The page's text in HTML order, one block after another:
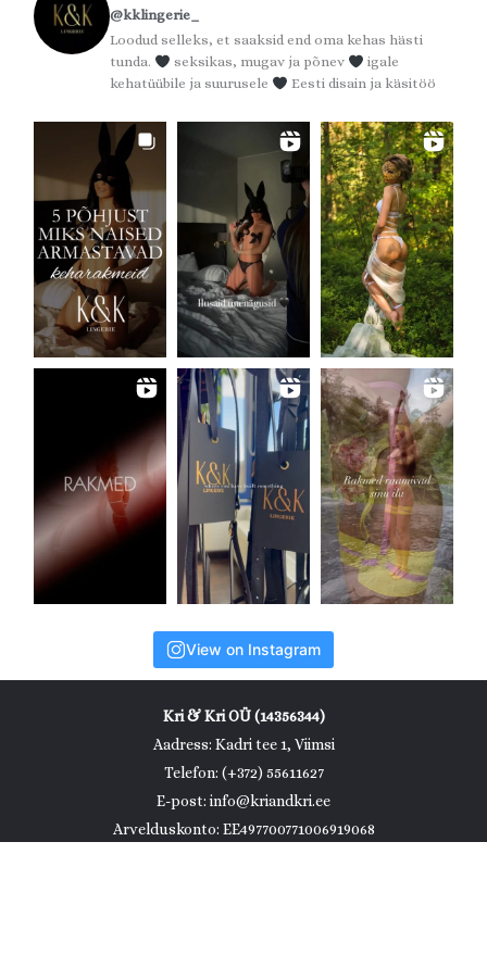
@kklingerie_
Loodud selleks, et saaksid end oma kehas hästi
tunda.
seksikas, mugav ja põnev
igale
kehatüübile ja suurusele
Eesti disain ja käsitöö
View on Instagram
Kri & Kri OÜ (14356344)
Aadress: Kadri tee 1, Viimsi
Telefon: (+372) 55611627
E-post: info@kriandkri.ee
Arvelduskonto: EE497700771006919068